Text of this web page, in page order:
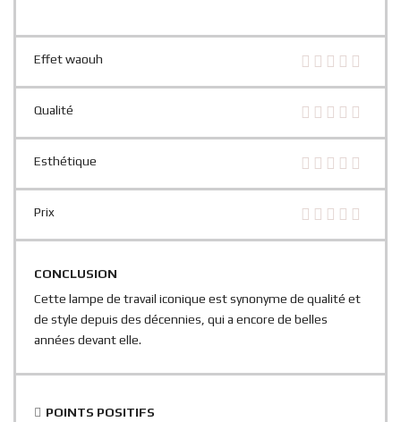
Effet waouh
Qualité
Esthétique
Prix
CONCLUSION
Cette lampe de travail iconique est synonyme de qualité et
de style depuis des décennies, qui a encore de belles
années devant elle.
POINTS POSITIFS